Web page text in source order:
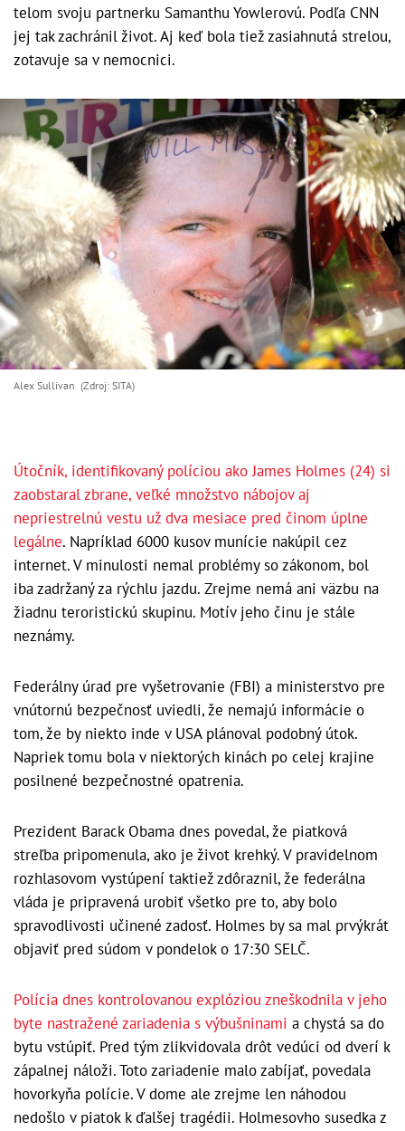
telom svoju partnerku Samanthu Yowlerovú. Podľa CNN
jej tak zachránil život. Aj keď bola tiež zasiahnutá strelou,
zotavuje sa v nemocnici.
Alex Sullivan (Zdroj: SITA)
Útočník, identifikovaný políciou ako James Holmes (24) si
zaobstaral zbrane, veľké množstvo nábojov aj
nepriestrelnú vestu už dva mesiace pred činom úplne
legálne. Napríklad 6000 kusov munície nakúpil cez
internet. V minulosti nemal problémy so zákonom, bol
iba zadržaný za rýchlu jazdu. Zrejme nemá ani väzbu na
žiadnu teroristickú skupinu. Motív jeho činu je stále
neznámy.
Federálny úrad pre vyšetrovanie (FBI) a ministerstvo pre
vnútornú bezpečnosť uviedli, že nemajú informácie o
tom, že by niekto inde v USA plánoval podobný útok.
Napriek tomu bola v niektorých kinách po celej krajine
posilnené bezpečnostné opatrenia.
Prezident Barack Obama dnes povedal, že piatková
streľba pripomenula, ako je život krehký. V pravidelnom
rozhlasovom vystúpení taktiež zdôraznil, že federálna
vláda je pripravená urobiť všetko pre to, aby bolo
spravodlivosti učinené zadosť. Holmes by sa mal prvýkrát
objaviť pred súdom v pondelok o 17:30 SELČ.
Polícia dnes kontrolovanou explóziou zneškodnila v jeho
byte nastražené zariadenia s výbušninami a chystá sa do
bytu vstúpiť. Pred tým zlikvidovala drôt vedúci od dverí k
zápalnej náloži. Toto zariadenie malo zabíjať, povedala
hovorkyňa polície. V dome ale zrejme len náhodou
nedošlo v piatok k ďalšej tragédii. Holmesovho susedka z